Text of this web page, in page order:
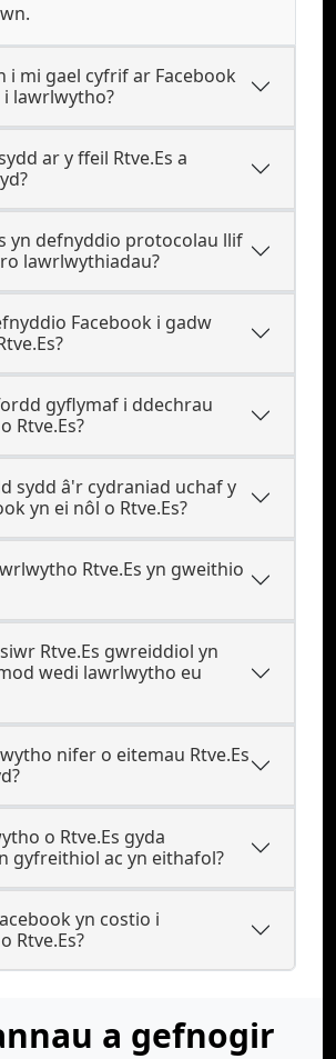
i mi gael cyfrif ar Facebook
i lawrlwytho?
ar y ffeil Rtve.Es a
yn defnyddio protocolau llif
lawrlwythiadau?
Facebook i gadw
gyflymaf i ddechrau
Rtve.Es?
sydd â'r cydraniad uchaf y
yn ei nôl o Rtve.Es?
Rtve.Es yn gweithio
Rtve.Es gwreiddiol yn
wedi lawrlwytho eu
nifer o eitemau Rtve.Es
o Rtve.Es gyda
gyfreithiol ac yn eithafol?
yn costio i
Rtve.Es?
a gefnogir